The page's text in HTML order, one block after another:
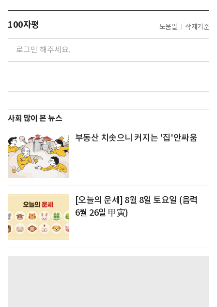
100자평 도움말 삭제기준
사회 많이 본 뉴스
부동산 치솟으니 커지는 '집'안싸움
[오늘의 운세] 8월 8일 토요일 (음력
6월 26일 甲寅)